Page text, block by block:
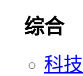
综合
科技